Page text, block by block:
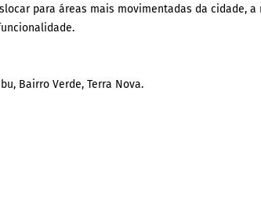
para áreas mais movimentadas da cidade,
Bairro Verde, Terra Nova.